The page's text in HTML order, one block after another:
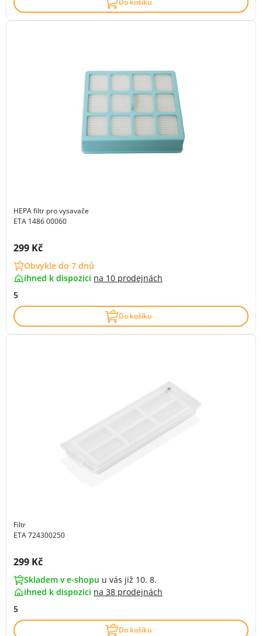
Do košíku
HEPA filtr pro vysavače
ETA 1486 00060
Cena s DPH:
299 Kč
Obvykle do 7 dnů
ihned k dispozici na 10 prodejnách
5
Do košíku
Filtr
ETA 724300250
Cena s DPH:
299 Kč
Skladem v e-shopu u vás již 10. 8.
ihned k dispozici na 38 prodejnách
5
Do košíku